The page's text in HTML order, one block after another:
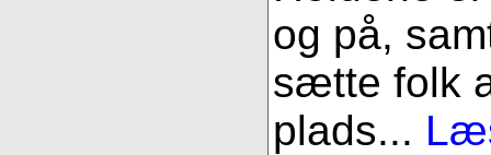
og på,
sætte folk
plads...